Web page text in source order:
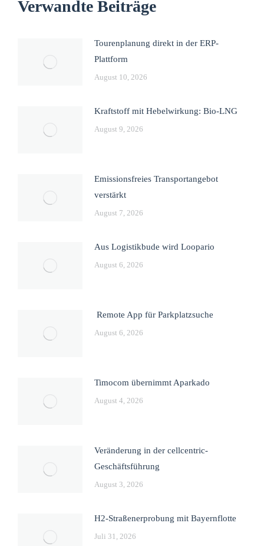
Verwandte Beiträge
Tourenplanung direkt in der ERP-
Plattform
August 10, 2026
Kraftstoff mit Hebelwirkung: Bio-LNG
August 9, 2026
Emissionsfreies Transportangebot
verstärkt
August 7, 2026
Aus Logistikbude wird Loopario
August 6, 2026
Remote App für Parkplatzsuche
August 6, 2026
Timocom übernimmt Aparkado
August 4, 2026
Veränderung in der cellcentric-
Geschäftsführung
August 3, 2026
H2-Straßenerprobung mit Bayernflotte
Juli 31, 2026